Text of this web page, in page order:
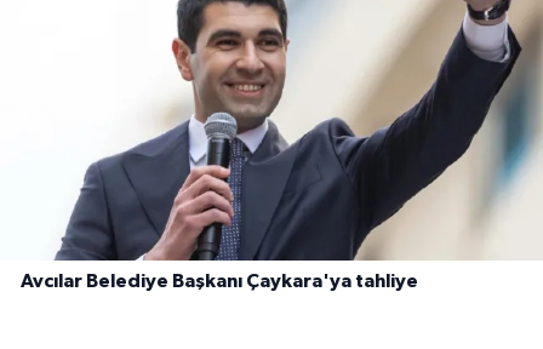
Avcılar Belediye Başkanı Çaykara'ya tahliye